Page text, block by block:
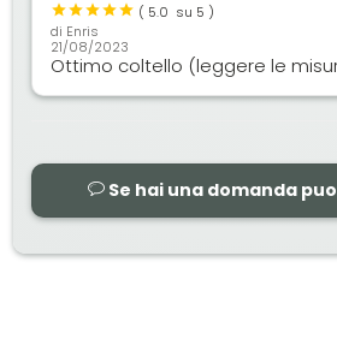
( 5.0 su 5 )
di Enris
21/08/2023
Ottimo coltello (leggere le
Se hai una domanda